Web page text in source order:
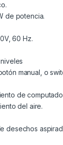
de potencia.
60 Hz.
manual, o
de
del aire.
desechos